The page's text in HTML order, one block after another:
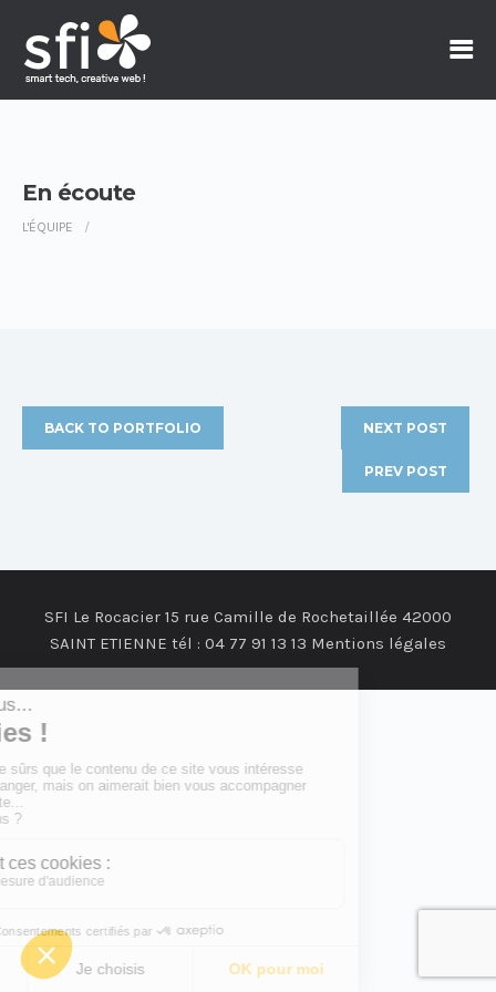
En écoute
L'ÉQUIPE
BACK TO PORTFOLIO NEXT POST
PREV POST
SFI Le Rocacier 15 rue Camille de Rochetaillée 42000
SAINT ETIENNE tél : 04 77 91 13 13 Mentions légales